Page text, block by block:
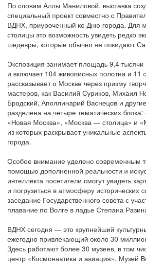
По словам Аллы Маниловой, выставка
специальный проект совместно с
ВДНХ, приуроченный ко Дню города. Для
столицы это возможность увидеть редко
шедевры, которые обычно не покидают
Экспозиция занимает площадь 9,4 тысячи
и включает 104 живописных полотна и 11
рассказывает о Москве через призму
мастеров, как Василий Суриков, Михаил
Бродский, Аполлинарий Васнецов и
разделена на четыре тематических
«Новая Москва», «Москва — столица» и
из которых раскрывает уникальные
города.
Особое внимание уделено современным
помощью дополненной реальности и
интеллекта посетители смогут увидеть
и погрузиться в атмосферу исторических
заседание Государственного совета с
плавание по Волге в ладье Степана
ВДНХ сегодня — это крупнейший
ежегодно привлекающий около 30
Здесь работают более 30 музеев, в том
центр «Космонавтика и авиация», Музей